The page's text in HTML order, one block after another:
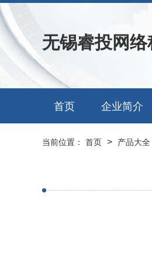
无锡睿投网络
首页 企业简介
当前位置： 首页 > 产品大全